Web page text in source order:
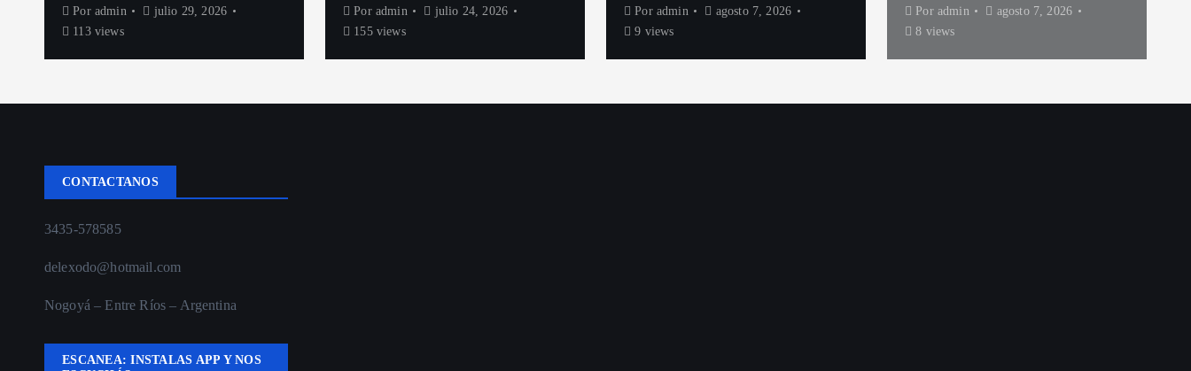
Por admin
julio 29, 2026
113 views
Por admin
julio 24, 2026
155 views
Por admin
agosto 7, 2026
9 views
Por admin
agosto 7, 2026
8 views
CONTACTANOS
3435-578585
delexodo@hotmail.com
Nogoyá – Entre Ríos – Argentina
ESCANEA: INSTALAS APP Y NOS